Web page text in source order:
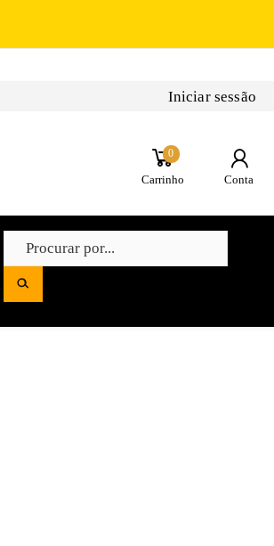
Iniciar sessão
0
Carrinho Conta